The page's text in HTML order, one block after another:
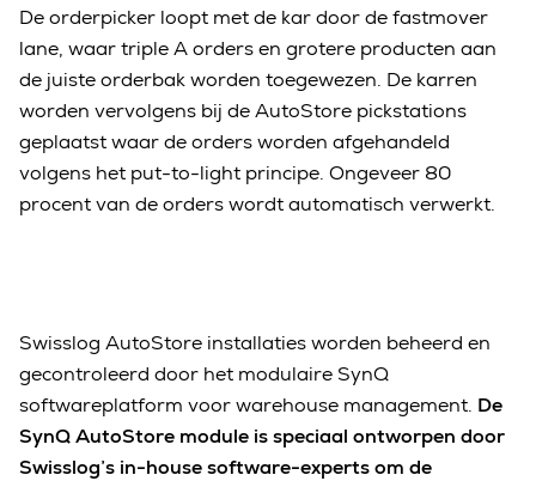
De orderpicker loopt met de kar door de fastmover
lane, waar triple A orders en grotere producten aan
de juiste orderbak worden toegewezen. De karren
worden vervolgens bij de AutoStore pickstations
geplaatst waar de orders worden afgehandeld
volgens het put-to-light principe. Ongeveer 80
procent van de orders wordt automatisch verwerkt.
Swisslog AutoStore installaties worden beheerd en
gecontroleerd door het modulaire SynQ
softwareplatform voor warehouse management. De
SynQ AutoStore module is speciaal ontworpen door
Swisslog’s in-house software-experts om de